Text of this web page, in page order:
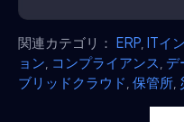
関連カテゴリ： ERP ITイ
ョン コンプライアンス デ
ブリッドクラウド 保管所